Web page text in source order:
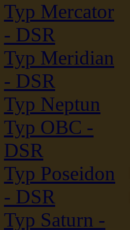
Typ Mercator
- DSR
Typ Meridian
- DSR
Typ Neptun
Typ OBC -
DSR
Typ Poseidon
- DSR
Typ Saturn -